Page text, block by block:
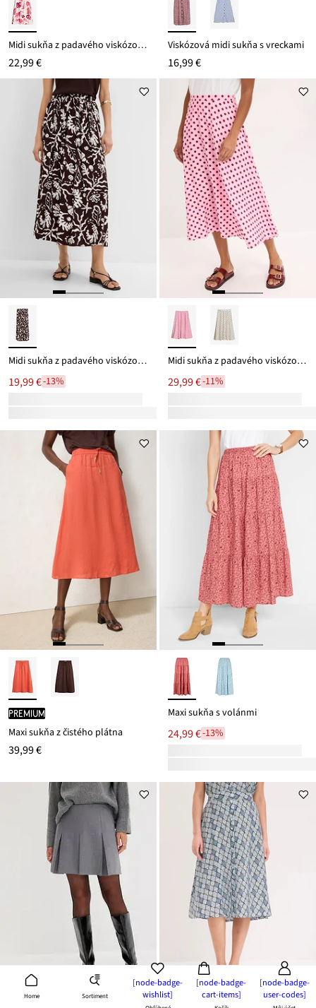
Home Sortiment
[node-badge-
wishlist]
[node-badge-
cart-items]
[node-badge-
user-codes]
Midi sukňa z padavého viskózového mixu
22,99 €
Viskózová midi sukňa s vreckami
16,99 €
Midi sukňa z padavého viskózového mixu
19,99 €-13%
Midi sukňa z padavého viskózového mixu
29,99 €-11%
PREMIUM
Maxi sukňa z čistého plátna
39,99 €
Maxi sukňa s volánmi
24,99 €-13%